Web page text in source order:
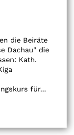
die Beiräte
Dachau" die
Kath.
für...